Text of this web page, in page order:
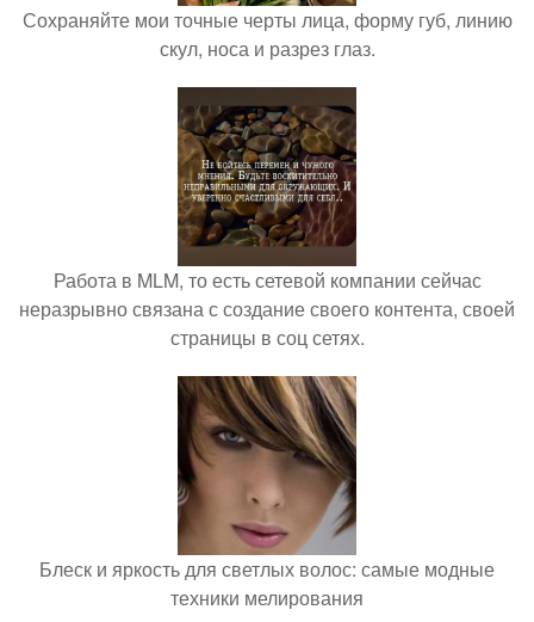
Сохраняйте мои точные черты лица, форму губ, линию
скул, носа и разрез глаз.
Работа в MLM, то есть сетевой компании сейчас
неразрывно связана с создание своего контента, своей
страницы в соц сетях.
Блеск и яркость для светлых волос: самые модные
техники мелирования